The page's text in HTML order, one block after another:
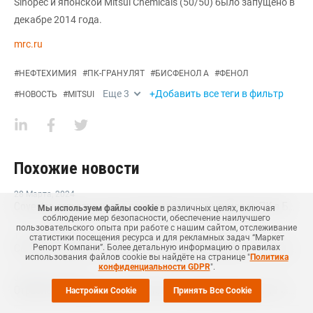
декабре 2014 года.
mrc.ru
#НЕФТЕХИМИЯ #ПК-ГРАНУЛЯТ #БИСФЕНОЛ А #ФЕНОЛ
#НОВОСТЬ #MITSUI Еще3 +Добавить все теги в фильтр
Похожие новости
28 Марта 2024
19 Октября,2023
07 Февраля,2022
Мы используем файлы cookieв различных целях, включая
соблюдение мер безопасности, обеспечение наилучшего
пользовательского опыта при работе с нашим сайтом, отслеживание
статистики посещения ресурса и для рекламных задач “Маркет
Репорт Компани”. Более детальную информацию о правилах
использования файлов cookie вы найдёте на странице "Политика
конфиденциальности GDPR".
Настройки Cookie Принять Все Cookie